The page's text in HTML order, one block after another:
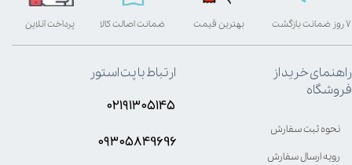
بهترین قیمت پرداخت آنلاین ۷ روز ضمانت بازگشت ضمانت اصالت کالا
راهنمای خرید از
فروشگاه
نحوه ثبت سفارش
رویه ارسال سفارش
ارتباط با پت استور
۰۲۱۹۱۳۰۵۱۴۵
۰۹۳۰۵8۴9696